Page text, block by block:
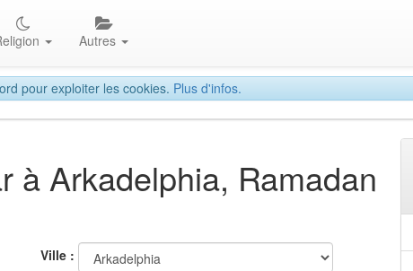
pour exploiter les cookies. Plus d'infos.
Autres
à Arkadelphia, Ramadan
Ville :